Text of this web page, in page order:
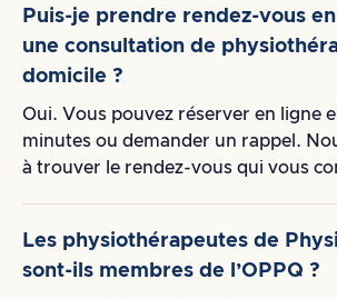
Puis-je prendre rendez-vous
une consultation de
domicile ?
Oui. Vous pouvez réserver en ligne
minutes ou demander un rappel.
à trouver le rendez-vous qui vous
Les physiothérapeutes de
sont-ils membres de l’OPPQ ?